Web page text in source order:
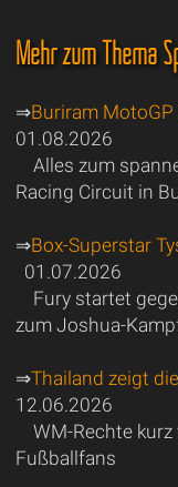
Mehr zum Thema
⇒Buriram MotoGP
01.08.2026
Alles zum
Racing Circuit in
⇒Box-Superstar
01.07.2026
Fury startet
zum Joshua-
⇒Thailand zeigt
12.06.2026
WM-Rechte
Fußballfans